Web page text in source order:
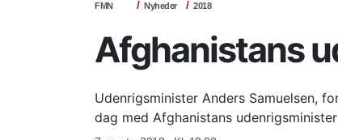
FMN Nyheder 2018
Afghanistans
Udenrigsminister Anders Samuelsen,
dag med Afghanistans